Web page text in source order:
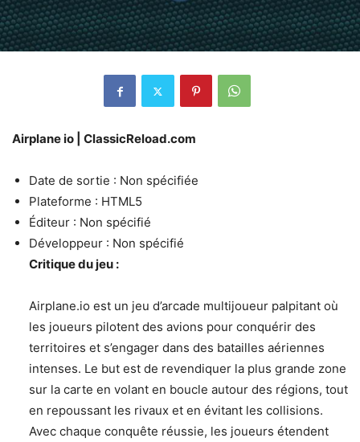
Airplane io | ClassicReload.com
Date de sortie : Non spécifiée
Plateforme : HTML5
Éditeur : Non spécifié
Développeur : Non spécifié
Critique du jeu :
Airplane.io est un jeu d’arcade multijoueur palpitant où
les joueurs pilotent des avions pour conquérir des
territoires et s’engager dans des batailles aériennes
intenses. Le but est de revendiquer la plus grande zone
sur la carte en volant en boucle autour des régions, tout
en repoussant les rivaux et en évitant les collisions.
Avec chaque conquête réussie, les joueurs étendent